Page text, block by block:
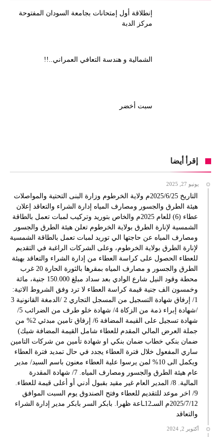
إنطلاقة أول إمتحانات بجامعة السودان المفتوحة
مركز الدبة
الشمالية و هندسة التعافي العمراني..!!
سبت أخضر
إقرأ أيضا
يونيو 27, 2025
التاريخ 2025/6/25م ولاية الخرطوم وزارة البنى التحتية والمواصلات
هيئة الطرق والجسور ومصارف المياه إدارة الشراء والتعاقد إعلان
عطاء (6) للعام 2025م والخاص بتوريد وتركيب لمبات تعمل بالطاقة
الشمسية لإنارة الطرق بولاية الخرطوم تعلن هيئة الطرق والجسور
ومصارف المياه عن حاجتها الي توريد لمبات تعمل بالطاقة الشمسية
لإنارة الطرق بولاية الخرطوم، وعلى الشركات الراغبة في التقديم
للعطاء الحصول على كراسة العطاء من إدارة الشراء والتعاقد بهيئة
الطرق والجسور و مصارف المياه بمقرها بالثورة الحارة 20 غرب
محطة وقود النيل شارع الوادي بعد سداد مبلغ 150.000 جنية، مائة
وخمسون الف جنية قيمة كراسة العطاء لا ترد وفق الشروط الاتية:
1/ إرفاق شهادة التسجيل من المسجل التجاري 2 /الدمغة القانونية 3
/شهادة إبراء ذمة من الزكاة 4/ شهادة خلو طرف من الضرائب 5/
شهادة تسجيل على القيمة المضافة 6/ إرفاق تامين مبدئي 2% من
جملة العرض المالي المقدم للعطاء شامل القيمة المضافة شيك)
ضمان بنكي خطاب ضمان بنكي او شهادة تأمين من شركات التامين
ساري المفعول خلال فترة العطاء يجدد في حال تمديد فترة العطاء
ويكمل الى 10% لمن يرسوا علية العطاء معنون باسم السيد/ مدير
عام هيئة الطرق والجسور ومصارف المياه. 7/ شهادة المقدرة
المالية. 8/ المدير العام غير مقيد بقبول أدني أو أعلى قيمة للعطاء.
9/ اخر موعد للتقديم للعطاء وفتح الصندوق يوم السبت الموافق
2025/7/12م السـ12ـاعة ظهرا. بابكر السر بابكر مدير إدارة الشراء
والتعاقد
أكتوبر 2, 2024